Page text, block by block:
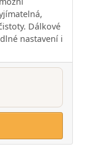
Dálkové
nastavení i